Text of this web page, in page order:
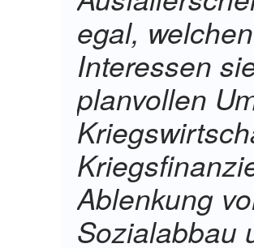
egal,
Interessen
planvollen
Ablenkung
Sozialabbau